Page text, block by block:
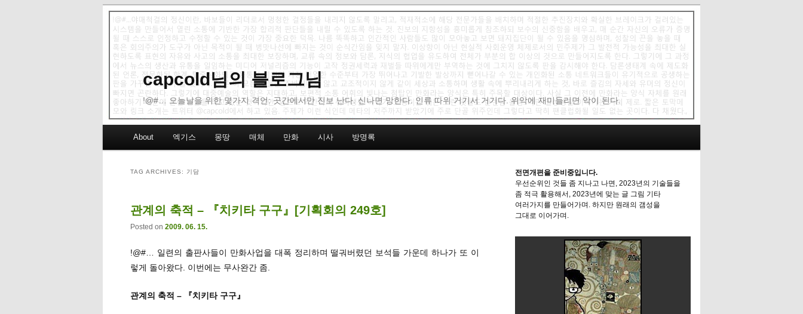
capcold님의 블로그님
!@#… 오늘날을 위한 몇가지 격언: 곳간에서만 진보 난다. 신나면 망한다. 인류 따위 거기서 거기다. 위악에 재미들리면 악이 된다.
Skip to primary content
Skip to secondary content
About 엑기스 몽땅 매체 만화 시사 방명록
TAG ARCHIVES: 기담
관계의 축적 – 『치키타 구구』[기획회의 249호]
Posted on 2009. 06. 15.
!@#… 일련의 출판사들이 만화사업을 대폭 정리하며 떨궈버렸던 보석들 가운데 하나가 또 이
렇게 돌아왔다. 이번에는 무사완간 좀.
관계의 축적 – 『치키타 구구』
전면개편을 준비중입니다.
우선순위인 것들 좀 지나고 나면, 2023년의 기술들을
좀 적극 활용해서, 2023년에 맞는 글 그림 기타
여러가지를 만들어가며. 하지만 원래의 갬성을
그대로 이어가며.